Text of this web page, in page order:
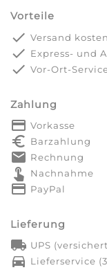
Vorteile
done Versand
done Express- und
done Vor-Ort-
Zahlung
payment Vorkasse
euro_symbol Barzahlung
markunread Rechnung
touch_app Nachnahme
credit_card PayPal
Lieferung
local_shipping UPS
directions_car Lieferservice